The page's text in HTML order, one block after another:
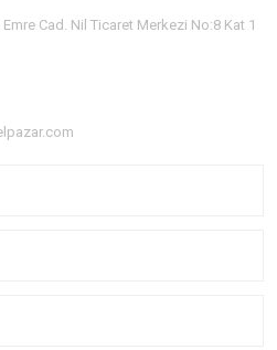
Cad. Nil Ticaret Merkezi No:8 Kat 1